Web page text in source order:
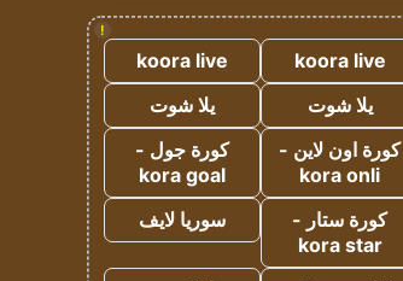
!
koora live
koora live
يلا شوت
يلا شوت
كورة اون لاين -
kora onli
كورة جول -
kora goal
كورة ستار -
kora star
سوريا لايف